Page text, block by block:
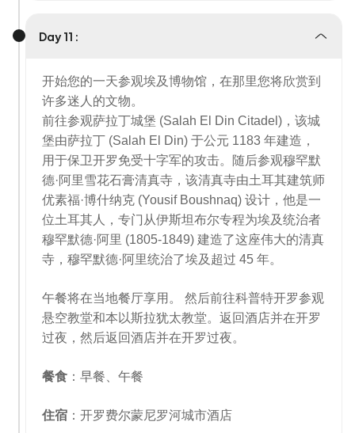
Day 11 :
开始您的一天参观埃及博物馆，在那里您将欣赏到
许多迷人的文物。
前往参观萨拉丁城堡 (Salah El Din Citadel)，该城
堡由萨拉丁 (Salah El Din) 于公元 1183 年建造，
用于保卫开罗免受十字军的攻击。随后参观穆罕默
德·阿里雪花石膏清真寺，该清真寺由土耳其建筑师
优素福·博什纳克 (Yousif Boushnaq) 设计，他是一
位土耳其人，专门从伊斯坦布尔专程为埃及统治者
穆罕默德·阿里 (1805-1849) 建造了这座伟大的清真
寺，穆罕默德·阿里统治了埃及超过 45 年。
午餐将在当地餐厅享用。 然后前往科普特开罗参观
悬空教堂和本以斯拉犹太教堂。返回酒店并在开罗
过夜，然后返回酒店并在开罗过夜。
餐食 ：早餐、午餐
住宿 ：开罗费尔蒙尼罗河城市酒店